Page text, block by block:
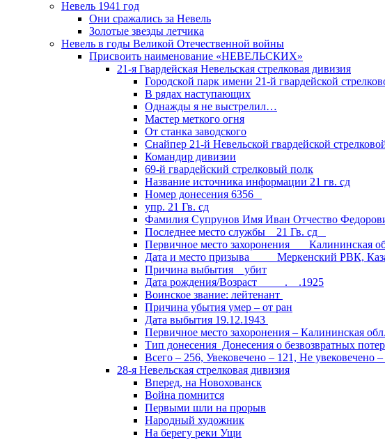
Невель 1941 год
Они сражались за Невель
Золотые звезды летчика
Невель в годы Великой Отечественной войны
Присвоить наименование «НЕВЕЛЬСКИХ»
21-я Гвардейская Невельская стрелковая дивизия
Городской парк имени 21-й гвардейской
В рядах наступающих
Однажды я не выстрелил…
Мастер меткого огня
От станка заводского
Снайпер 21-й Невельской гвардейской
Командир дивизии
69-й гвардейский стрелковый полк
Название источника информации 21 гв. сд
Номер донесения 6356
упр. 21 Гв. сд
Фамилия Супрунов Имя Иван Отчество
Последнее место службы 21 Гв. сд
Первичное место захоронения Калининская
Дата и место призыва Меркенский РВК,
Причина выбытия убит
Дата рождения/Возраст __.__.1925
Воинское звание: лейтенант
Причина убытия умер – от ран
Дата выбытия 19.12.1943
Первичное место захоронения – Калининская
Тип донесения Донесения о безвозвратных
Всего – 256, Увековечено – 121, Не увековечено
28-я Невельская стрелковая дивизия
Вперед, на Новохованск
Война помнится
Первыми шли на прорыв
Народный художник
На берегу реки Ущи